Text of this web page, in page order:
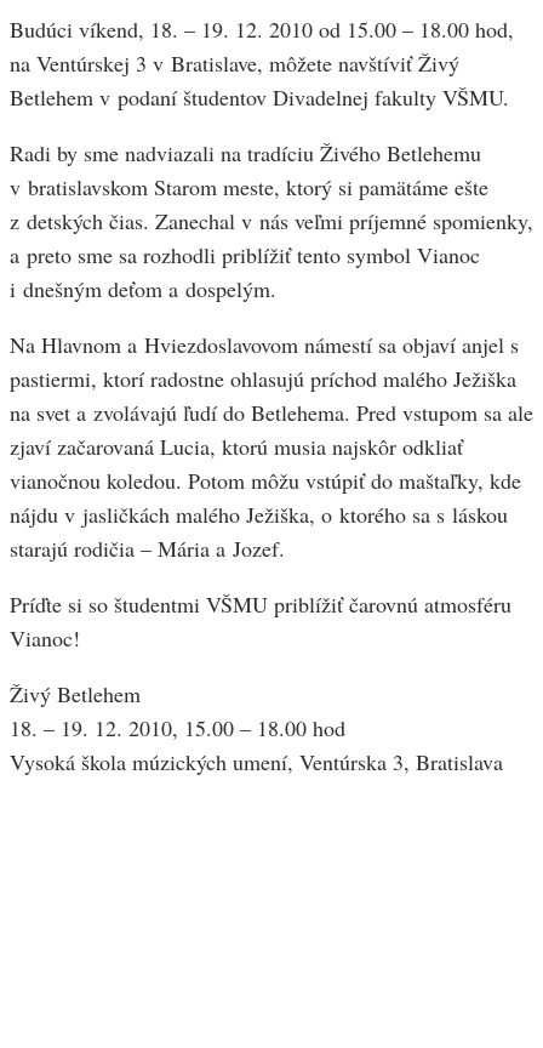
Budúci víkend, 18. – 19. 12. 2010 od 15.00 – 18.00 hod,
na Ventúrskej 3 v Bratislave, môžete navštíviť Živý
Betlehem v podaní študentov Divadelnej fakulty VŠMU.
Radi by sme nadviazali na tradíciu Živého Betlehemu
v bratislavskom Starom meste, ktorý si pamätáme ešte
z detských čias. Zanechal v nás veľmi príjemné spomienky,
a preto sme sa rozhodli priblížiť tento symbol Vianoc
i dnešným deťom a dospelým.
Na Hlavnom a Hviezdoslavovom námestí sa objaví anjel s
pastiermi, ktorí radostne ohlasujú príchod malého Ježiška
na svet a zvolávajú ľudí do Betlehema. Pred vstupom sa ale
zjaví začarovaná Lucia, ktorú musia najskôr odkliať
vianočnou koledou. Potom môžu vstúpiť do maštaľky, kde
nájdu v jasličkách malého Ježiška, o ktorého sa s láskou
starajú rodičia – Mária a Jozef.
Príďte si so študentmi VŠMU priblížiť čarovnú atmosféru
Vianoc!
Živý Betlehem
18. – 19. 12. 2010, 15.00 – 18.00 hod
Vysoká škola múzických umení, Ventúrska 3, Bratislava